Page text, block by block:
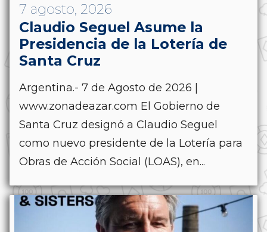
7 agosto, 2026
Claudio Seguel Asume la
Presidencia de la Lotería de
Santa Cruz
Argentina.- 7 de Agosto de 2026 |
www.zonadeazar.com El Gobierno de
Santa Cruz designó a Claudio Seguel
como nuevo presidente de la Lotería para
Obras de Acción Social (LOAS), en...